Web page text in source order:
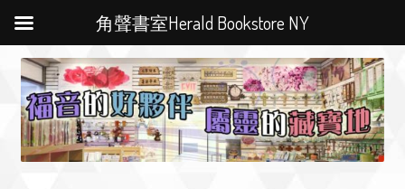
角聲書室Herald Bookstore NY